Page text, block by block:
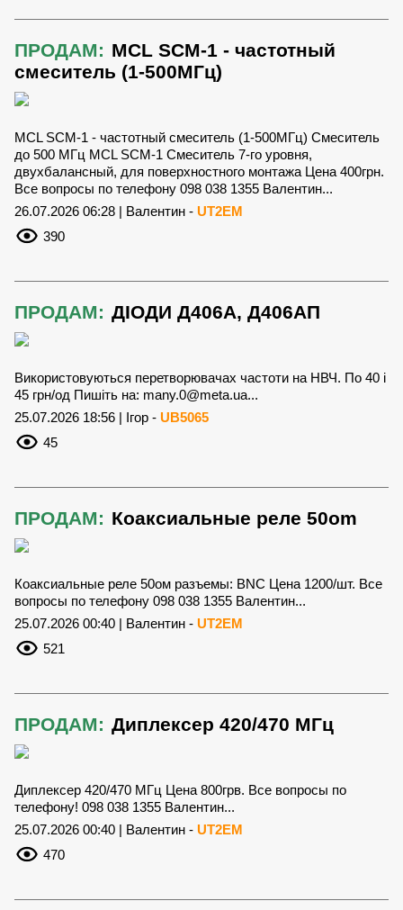
ПРОДАМ: MCL SCM-1 - частотный
смеситель (1-500МГц)
MCL SCM-1 - частотный смеситель (1-500МГц) Смеситель
до 500 МГц MCL SCM-1 Смеситель 7-го уровня,
двухбалансный, для поверхностного монтажа Цена 400грн.
Все вопросы по телефону 098 038 1355 Валентин...
26.07.2026 06:28 | Валентин - UT2EM
390
ПРОДАМ: ДІОДИ Д406А, Д406АП
Використовуються перетворювачах частоти на НВЧ. По 40 і
45 грн/од Пишіть на: many.0@meta.ua...
25.07.2026 18:56 | Ігор - UB5065
45
ПРОДАМ: Коаксиальные реле 50оm
Коаксиальные реле 50ом разъемы: BNC Цена 1200/шт. Все
вопросы по телефону 098 038 1355 Валентин...
25.07.2026 00:40 | Валентин - UT2EM
521
ПРОДАМ: Диплексер 420/470 МГц
Диплексер 420/470 МГц Цена 800грв. Все вопросы по
телефону! 098 038 1355 Валентин...
25.07.2026 00:40 | Валентин - UT2EM
470